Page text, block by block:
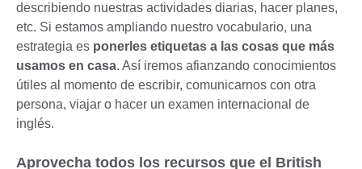
describiendo nuestras actividades diarias, hacer planes,
etc. Si estamos ampliando nuestro vocabulario, una
estrategia es ponerles etiquetas a las cosas que más
usamos en casa. Así iremos afianzando conocimientos
útiles al momento de escribir, comunicarnos con otra
persona, viajar o hacer un examen internacional de
inglés.
Aprovecha todos los recursos que el British